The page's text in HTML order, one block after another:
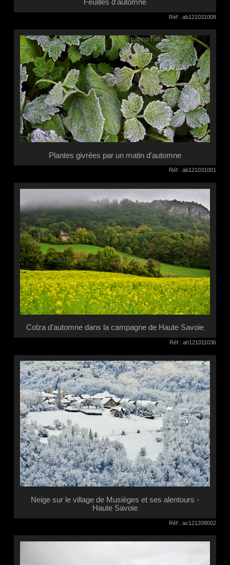
Feuilles d'automne
Réf : ab121031008
Plantes givrées par un matin d'automne
Réf : ab121031001
Colza d'automne dans la campagne de Haute Savoie
Réf : ah121011036
Neige sur le village de Musièges et ses alentours -
Haute Savoie
Réf : ac121208002